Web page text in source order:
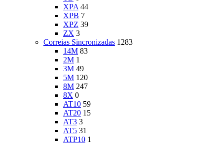
XPA 44
XPB 7
XPZ 39
ZX 3
Correias Sincronizadas 1283
14M 83
2M 1
3M 49
5M 120
8M 247
8X 0
AT10 59
AT20 15
AT3 3
AT5 31
ATP10 1